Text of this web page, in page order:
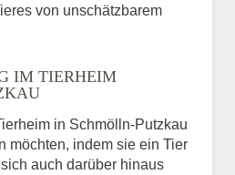
von unschätzbarem
IM TIERHEIM
in Schmölln-Putzkau
möchten, indem sie ein Tier
auch darüber hinaus